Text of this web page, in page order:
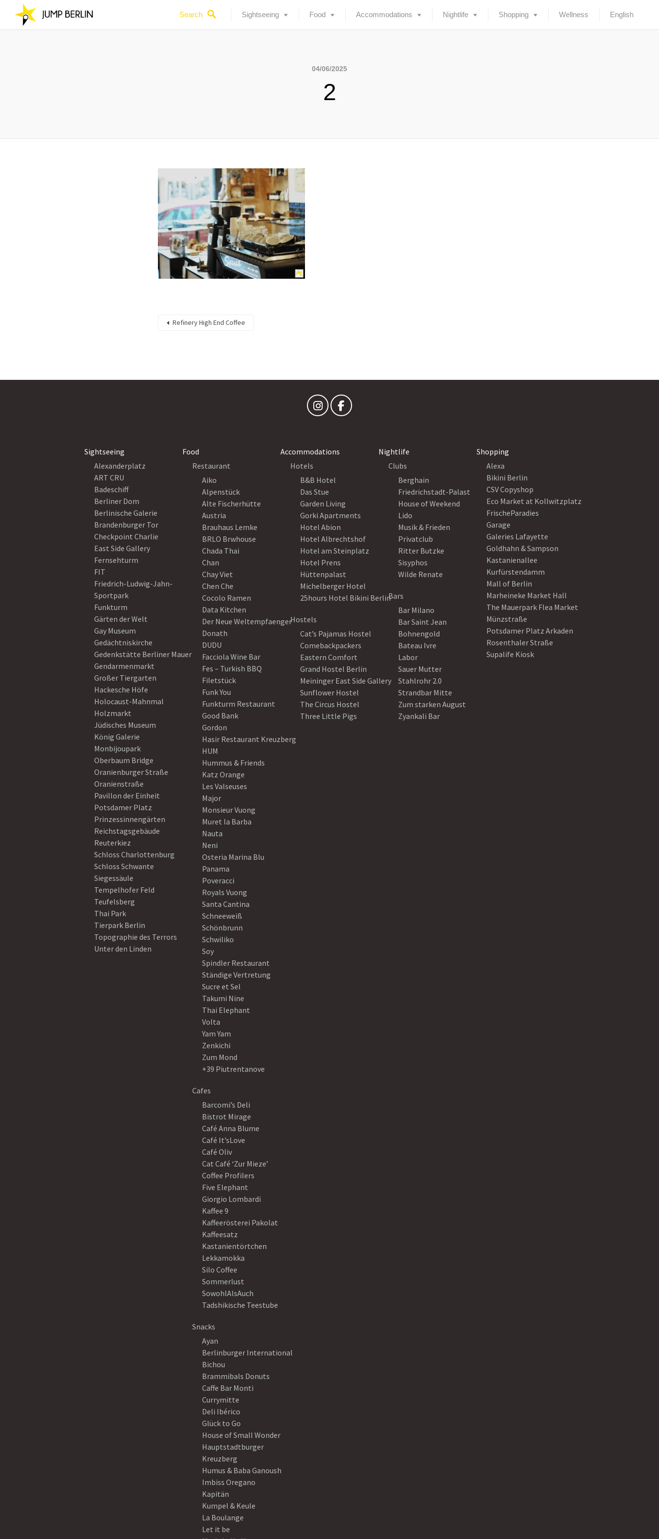
Search Sightseeing Food Accommodations Nightlife Shopping Wellness English
04/06/2025
2
Refinery High End Coffee
Sightseeing
Alexanderplatz
ART CRU
Badeschiff
Berliner Dom
Berlinische Galerie
Brandenburger Tor
Checkpoint Charlie
East Side Gallery
Fernsehturm
FIT
Friedrich-Ludwig-Jahn-
Sportpark
Funkturm
Gärten der Welt
Gay Museum
Gedächtniskirche
Gedenkstätte Berliner Mauer
Gendarmenmarkt
Großer Tiergarten
Hackesche Höfe
Holocaust-Mahnmal
Holzmarkt
Jüdisches Museum
König Galerie
Monbijoupark
Oberbaum Bridge
Oranienburger Straße
Oranienstraße
Pavillon der Einheit
Potsdamer Platz
Prinzessinnengärten
Reichstagsgebäude
Reuterkiez
Schloss Charlottenburg
Schloss Schwante
Siegessäule
Tempelhofer Feld
Teufelsberg
Thai Park
Tierpark Berlin
Topographie des Terrors
Unter den Linden
Food
Restaurant
Aiko
Alpenstück
Alte Fischerhütte
Austria
Brauhaus Lemke
BRLO Brwhouse
Chada Thai
Chan
Chay Viet
Chen Che
Cocolo Ramen
Data Kitchen
Der Neue Weltempfaenger
Donath
DUDU
Facciola Wine Bar
Fes – Turkish BBQ
Filetstück
Funk You
Funkturm Restaurant
Good Bank
Gordon
Hasir Restaurant Kreuzberg
HUM
Hummus & Friends
Katz Orange
Les Valseuses
Major
Monsieur Vuong
Muret la Barba
Nauta
Neni
Osteria Marina Blu
Panama
Poveracci
Royals Vuong
Santa Cantina
Schneeweiß
Schönbrunn
Schwiliko
Soy
Spindler Restaurant
Ständige Vertretung
Sucre et Sel
Takumi Nine
Thai Elephant
Volta
Yam Yam
Zenkichi
Zum Mond
+39 Piutrentanove
Cafes
Barcomi’s Deli
Bistrot Mirage
Café Anna Blume
Café It’sLove
Café Oliv
Cat Café ‘Zur Mieze’
Coffee Profilers
Five Elephant
Giorgio Lombardi
Kaffee 9
Kaffeerösterei Pakolat
Kaffeesatz
Kastanientörtchen
Lekkamokka
Silo Coffee
Sommerlust
SowohlAlsAuch
Tadshikische Teestube
Snacks
Ayan
Berlinburger International
Bichou
Brammibals Donuts
Caffe Bar Monti
Currymitte
Deli Ibérico
Glück to Go
House of Small Wonder
Hauptstadtburger
Kreuzberg
Humus & Baba Ganoush
Imbiss Oregano
Kapitän
Kumpel & Keule
La Boulange
Let it be
Accommodations
Hotels
B&B Hotel
Das Stue
Garden Living
Gorki Apartments
Hotel Abion
Hotel Albrechtshof
Hotel am Steinplatz
Hotel Prens
Hüttenpalast
Michelberger Hotel
25hours Hotel Bikini Berlin
Hostels
Cat’s Pajamas Hostel
Comebackpackers
Eastern Comfort
Grand Hostel Berlin
Meininger East Side Gallery
Sunflower Hostel
The Circus Hostel
Three Little Pigs
Nightlife
Clubs
Berghain
Friedrichstadt-Palast
House of Weekend
Lido
Musik & Frieden
Privatclub
Ritter Butzke
Sisyphos
Wilde Renate
Bars
Bar Milano
Bar Saint Jean
Bohnengold
Bateau Ivre
Labor
Sauer Mutter
Stahlrohr 2.0
Strandbar Mitte
Zum starken August
Zyankali Bar
Shopping
Alexa
Bikini Berlin
CSV Copyshop
Eco Market at Kollwitzplatz
FrischeParadies
Garage
Galeries Lafayette
Goldhahn & Sampson
Kastanienallee
Kurfürstendamm
Mall of Berlin
Marheineke Market Hall
The Mauerpark Flea Market
Münzstraße
Potsdamer Platz Arkaden
Rosenthaler Straße
Supalife Kiosk